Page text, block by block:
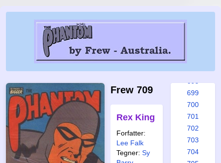
Frew 709
Rex King
Forfatter:
Lee Falk
Tegner: Sy
692
699
700
701
702
703
704